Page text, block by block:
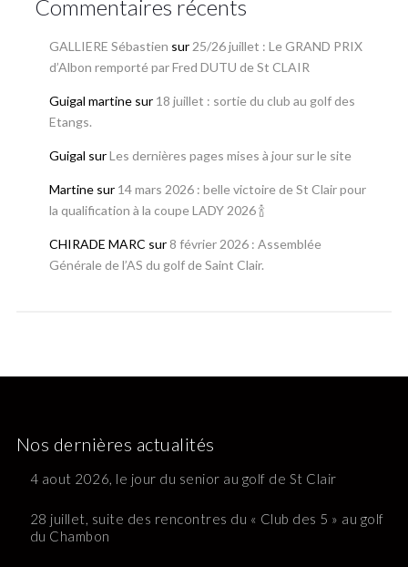
Commentaires récents
GALLIERE Sébastien sur 25/26 juillet : Le GRAND PRIX
d’Albon remporté par Fred DUTU de St CLAIR
Guigal martinesur 18 juillet : sortie du club au golf des
Etangs.
Guigal surLes dernières pages mises à jour sur le site
Martinesur 14 mars 2026 : belle victoire de St Clair pour
la qualification à la coupe LADY 2026 🍾
CHIRADE MARC sur 8 février 2026 : Assemblée
Générale de l’AS du golf de Saint Clair.
Nos dernières actualités
4 aout 2026, le jour du senior au golf de St Clair
28 juillet, suite des rencontres du « Club des 5 » au golf
du Chambon